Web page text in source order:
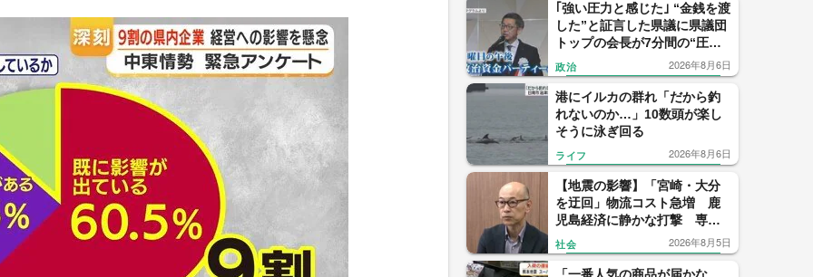
｢強い圧力と感じた｣ “金銭を渡
した”と証言した県議に県議団
トップの会長が7分間の“圧
力？電話” ｢感情的になった｣
【福岡発】
政治 2026年8月6日
港にイルカの群れ「だから釣
れないのか…」10数頭が楽し
そうに泳ぎ回る
ライフ 2026年8月6日
【地震の影響】「宮崎・大分
を迂回」物流コスト急増 鹿
児島経済に静かな打撃 専門
家「正常化に想定以上の時
間」
社会 2026年8月5日